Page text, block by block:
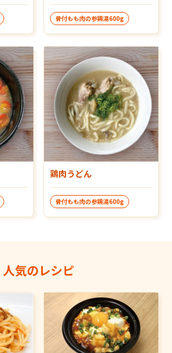
骨付もも肉の参鶏湯600g
鶏肉うどん
骨付もも肉の参鶏湯600g
人気のレシピ